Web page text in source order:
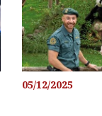
05/12/2025